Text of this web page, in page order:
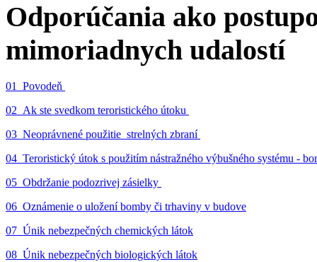
Odporúčania ako
mimoriadnych udalostí
01_Povodeň
02_Ak ste svedkom teroristického útoku
03_Neoprávnené použitie strelných zbraní
04_Teroristický útok s použitím nástražného výbušného systému -
05_Obdržanie podozrivej zásielky
06_Oznámenie o uložení bomby či trhaviny v budove
07_Únik nebezpečných chemických látok
08_Únik nebezpečných biologických látok